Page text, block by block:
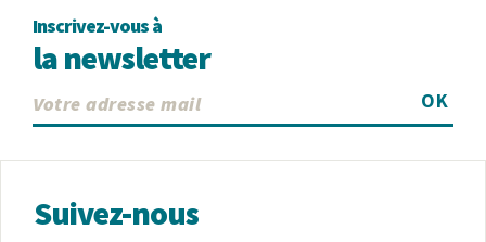
Inscrivez-vous à
la newsletter
OK
Suivez-nous